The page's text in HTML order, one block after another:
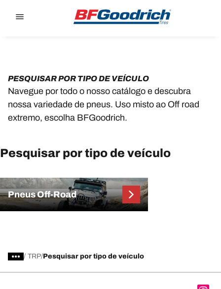
PESQUISAR POR TIPO DE VEÍCULO
Navegue por todo o nosso catálogo e descubra
nossa variedade de pneus. Uso misto ao Off road
extremo, escolha BFGoodrich.
Pesquisar por tipo de veículo
Pneus Off-Road
/ TRP Pesquisar por tipo de veículo